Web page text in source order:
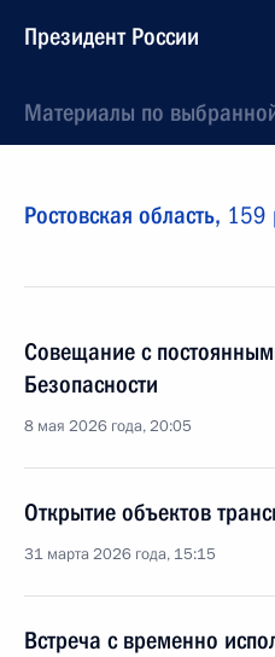
Президент России
Материалы по
Ростовская область, 159
Совещание с
Безопасности
8 мая 2026 года, 20:05
Открытие объектов
31 марта 2026 года, 15:15
Встреча с временно